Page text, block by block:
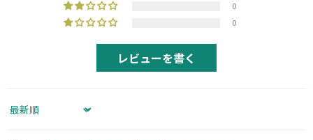
0
0
レビューを書く
Sort by